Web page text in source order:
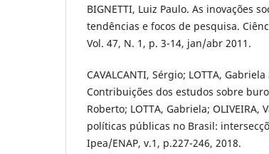
BIGNETTI, Luiz Paulo. As inovações
tendências e focos de pesquisa.
Vol. 47, N. 1, p. 3-14, jan/abr 2011.
CAVALCANTI, Sérgio; LOTTA,
Contribuições dos estudos sobre
Roberto; LOTTA, Gabriela;
políticas públicas no Brasil:
Ipea/ENAP, v.1, p.227-246, 2018.